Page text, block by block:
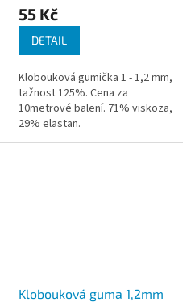
55 Kč
DETAIL
Klobouková gumička 1 - 1,2 mm,
tažnost 125%. Cena za
10metrové balení. 71% viskoza,
29% elastan.
Klobouková guma 1,2mm